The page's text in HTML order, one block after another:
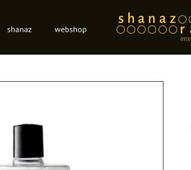
shanaz webshop